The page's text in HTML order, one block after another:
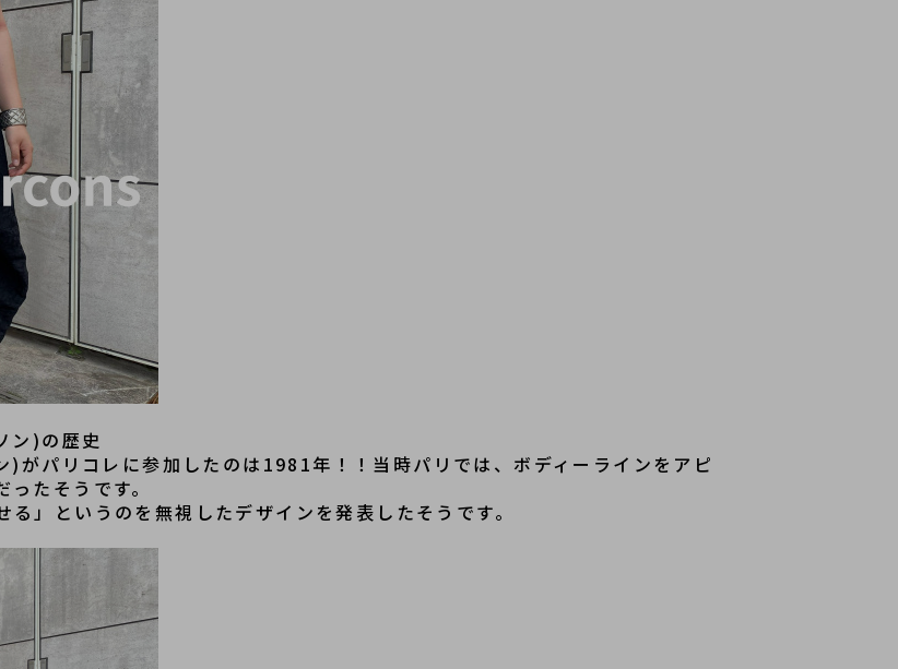
ン)の歴史
がパリコレに参加したのは1981年！！当時パリでは、ボディーラインをアピ
たそうです。
」というのを無視したデザインを発表したそうです。